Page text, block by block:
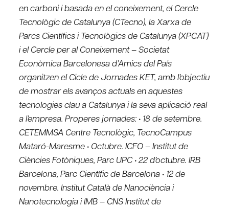
en carboni i basada en el coneixement, el Cercle
Tecnològic de Catalunya (CTecno), la Xarxa de
Parcs Científics i Tecnològics de Catalunya (XPCAT)
i el Cercle per al Coneixement – Societat
Econòmica Barcelonesa d’Amics del País
organitzen el Cicle de Jornades KET, amb l’objectiu
de mostrar els avanços actuals en aquestes
tecnologies clau a Catalunya i la seva aplicació real
a l’empresa. Properes jornades: • 18 de setembre.
CETEMMSA Centre Tecnològic, TecnoCampus
Mataró-Maresme • Octubre. ICFO – Institut de
Ciències Fotòniques, Parc UPC • 22 d’octubre. IRB
Barcelona, Parc Científic de Barcelona • 12 de
novembre. Institut Català de Nanociència i
Nanotecnologia i IMB – CNS Institut de